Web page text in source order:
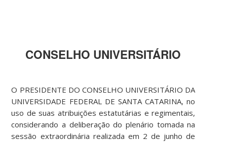
CONSELHO UNIVERSITÁRIO
O PRESIDENTE DO CONSELHO UNIVERSITÁRIO DA
UNIVERSIDADE FEDERAL DE SANTA CATARINA, no
uso de suas atribuições estatutárias e regimentais,
considerando a deliberação do plenário tomada na
sessão extraordinária realizada em 2 de junho de